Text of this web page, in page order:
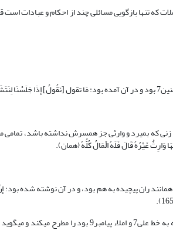
که تنها بازگویی مسائلی چند از احکام و عبادات
بود که زنی که بمیرد و وارثی جز همسرش نداشته باشد،
وَارِثٌ غَیْرُهُ قَالَ فَلَهُ الْمَالُ کُلُّهُ (همان).
حضرت حاضر نمود. آن صحیفه همانند ران پیچیده به هم بود، و در آن
محمد بن مسلم به ملاقات خود با امام باقر7 اشاره و چگونگی مشاهده